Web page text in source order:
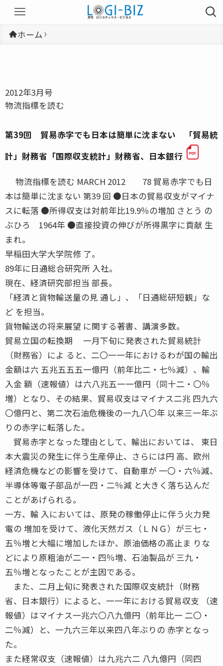
ホーム
2012年3月号
物流指標を読む
第39回 貿易赤字でも日本は簡単に沈まない 「貿易統
計」財務省「国際収支統計」財務省、日本銀行
物流指標を読む MARCH 2012 78 貿易赤字でも日
本は簡単に沈まない 第39 回 ●日本の貿易収支がマイナ
スに転落 ●所得収支は対前年比19.9％の増加 さとう の
ぶひろ 1964年 ●直接投資の伸びが所得黒字に貢献 生
まれ。
早稲田大学大学院修 了。
89年に日通総合研究所 入社。
現在、経済研究部担当 部長。
「経済と貨物輸送量の見 通し」、「日通総研短観」な
ど を担当。
貨物輸送の将来展望 に関する著書、講演多数。
貿易立国の転換期 一月下旬に発表された貿易統計
（財務省）によ ると、二〇一一年におけるわが国の輸出
金額は六 五兆五五五一億円（前年比二・七％減）、輸
入金 額（速報値）は六八兆五一一億円（同十二・〇％
増）となり、その結果、貿易収支はマイナス二兆 四九六
〇億円と、第二次石油危機後の一九八〇年 以来三一年ぶ
りの赤字に転落した。
貿易赤字となった理由として、輸出においては、 東日
本大震災の発生に伴う生産停止、さらには円 高、欧州
経済危機などの影響を受けて、自動車が 一〇・六％減、
半導体等電子部品が一四・二％減 と大きく落ち込んだ
ことがあげられる。
一方、輸 入においては、原発の稼働停止に伴う火力発
電の 増加を受けて、液化天然ガス（ＬＮＧ）が三七・
五％増と大幅に増加したほか、原油価格の高止ま りな
どにより原粗油が二一・四％増、石油製品が 三九・
五％増となったことが主因である。
また、二月上旬に発表された国際収支統計（財務
省、日本銀行）によると、一一年における貿易収支 （速
報値）はマイナス一兆六〇八九億円（前年比一 二〇・
二％減）と、一九六三年以来四八年ぶりの 赤字となっ
た。
また経常収支（速報値）は九兆六二 八九億円（同四